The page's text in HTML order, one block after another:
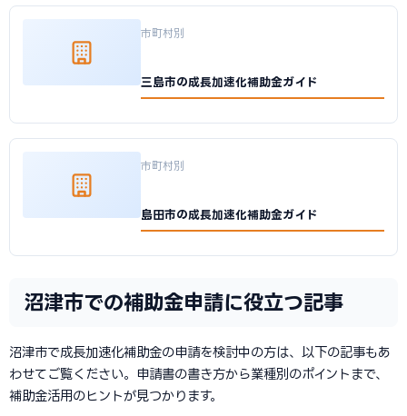
市町村別
三島市の成長加速化補助金ガイド
市町村別
島田市の成長加速化補助金ガイド
沼津市での補助金申請に役立つ記事
沼津市で成長加速化補助金の申請を検討中の方は、以下の記事もあ
わせてご覧ください。申請書の書き方から業種別のポイントまで、
補助金活用のヒントが見つかります。